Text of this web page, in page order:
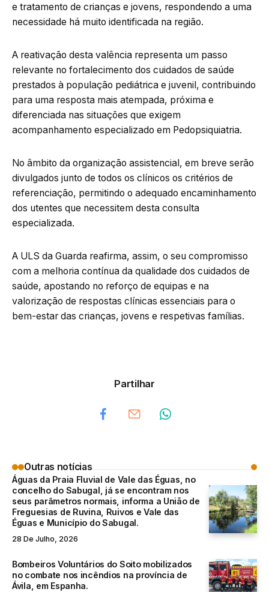
e tratamento de crianças e jovens, respondendo a uma
necessidade há muito identificada na região.
A reativação desta valência representa um passo
relevante no fortalecimento dos cuidados de saúde
prestados à população pediátrica e juvenil, contribuindo
para uma resposta mais atempada, próxima e
diferenciada nas situações que exigem
acompanhamento especializado em Pedopsiquiatria.
No âmbito da organização assistencial, em breve serão
divulgados junto de todos os clínicos os critérios de
referenciação, permitindo o adequado encaminhamento
dos utentes que necessitem desta consulta
especializada.
A ULS da Guarda reafirma, assim, o seu compromisso
com a melhoria contínua da qualidade dos cuidados de
saúde, apostando no reforço de equipas e na
valorização de respostas clínicas essenciais para o
bem-estar das crianças, jovens e respetivas famílias.
Partilhar
Outras notícias
Águas da Praia Fluvial de Vale das Éguas, no
concelho do Sabugal, já se encontram nos
seus parâmetros normais, informa a União de
Freguesias de Ruvina, Ruivos e Vale das
Éguas e Município do Sabugal.
28 De Julho, 2026
Bombeiros Voluntários do Soito mobilizados
no combate nos incêndios na província de
Ávila, em Espanha.